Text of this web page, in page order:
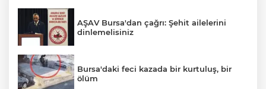
AŞAV Bursa'dan çağrı: Şehit ailelerini
dinlemelisiniz
Bursa'daki feci kazada bir kurtuluş, bir
ölüm